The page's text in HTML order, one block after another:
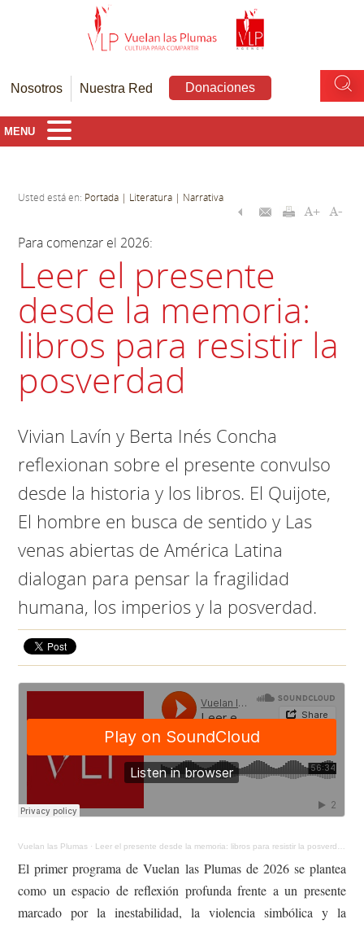
Nosotros Nuestra Red Donaciones
MENU
Usted está en: Portada | Literatura | Narrativa
Para comenzar el 2026:
Leer el presente
desde la memoria:
libros para resistir la
posverdad
Vivian Lavín y Berta Inés Concha
reflexionan sobre el presente convulso
desde la historia y los libros. El Quijote,
El hombre en busca de sentido y Las
venas abiertas de América Latina
dialogan para pensar la fragilidad
humana, los imperios y la posverdad.
Vuelan las Plumas · Leer el presente desde la memoria: libros para resistir la posverdad
El primer programa de Vuelan las Plumas de 2026 se plantea
como un espacio de reflexión profunda frente a un presente
marcado por la inestabilidad, la violencia simbólica y la